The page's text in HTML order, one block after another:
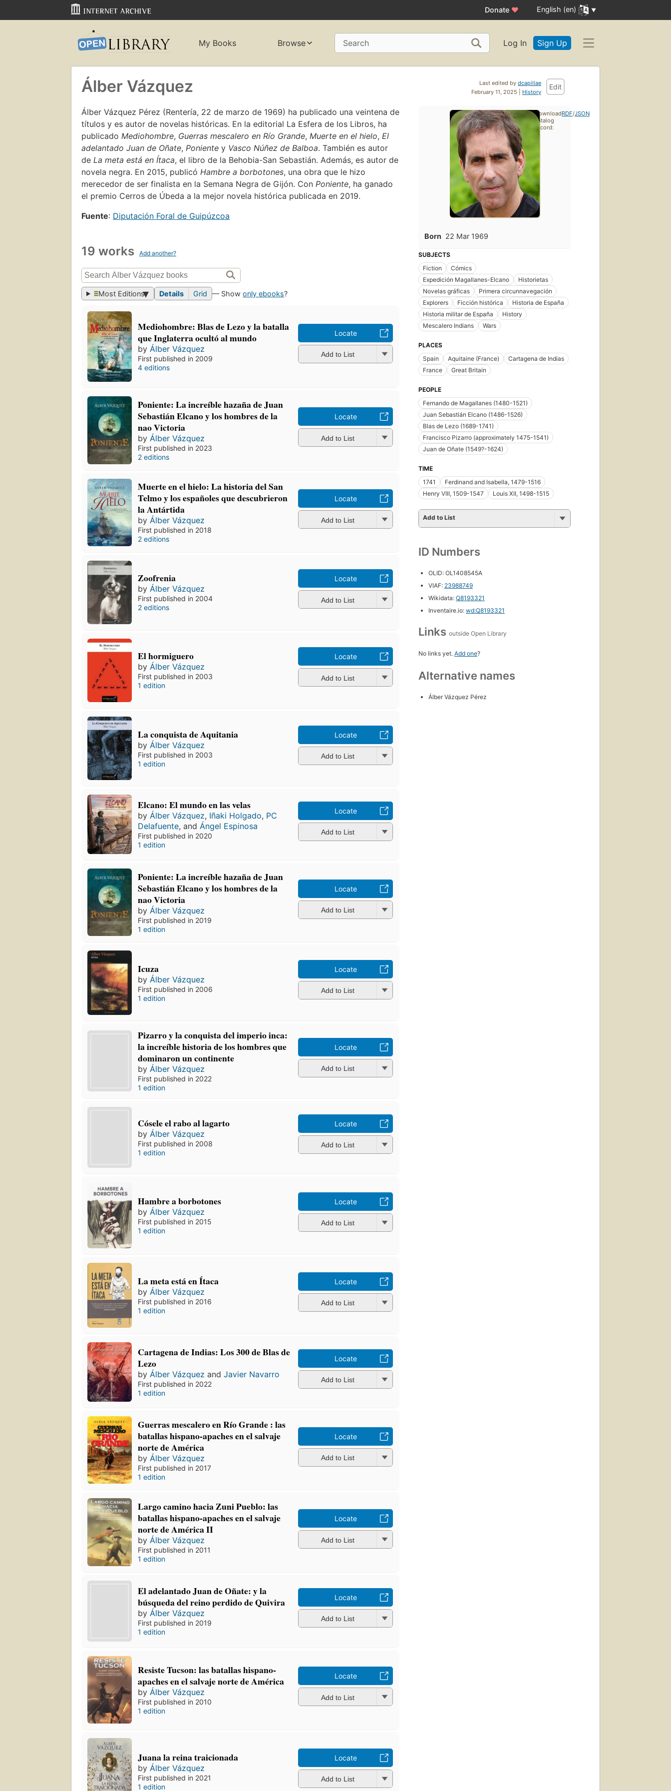
Donate ♥ English (en)
My Books Browse Search Log In Sign Up
Last edited by dcapillae
February 11, 2025 | History
Edit
Álber Vázquez
Álber Vázquez Pérez (Rentería, 22 de marzo de 1969) ha publicado una veintena de
títulos y es autor de novelas históricas. En la editorial La Esfera de los Libros, ha
publicado Mediohombre, Guerras mescalero en Río Grande, Muerte en el hielo, El
adelantado Juan de Oñate, Poniente y Vasco Núñez de Balboa. También es autor
de La meta está en Ítaca, el libro de la Behobia-San Sebastián. Además, es autor de
novela negra. En 2015, publicó Hambre a borbotones, una obra que le hizo
merecedor de ser finalista en la Semana Negra de Gijón. Con Poniente, ha ganado
el premio Cerros de Úbeda a la mejor novela histórica publicada en 2019.
Fuente: Diputación Foral de Guipúzcoa
19 works Add another?
Most Editions Details Grid — Showonly ebooks?
Mediohombre: Blas de Lezo y la batalla
que Inglaterra ocultó al mundo
byÁlber Vázquez
First published in 2009
4 editions
Locate
Add to List
Poniente: La increíble hazaña de Juan
Sebastián Elcano y los hombres de la
nao Victoria
byÁlber Vázquez
First published in 2023
2 editions
Locate
Add to List
Muerte en el hielo: La historia del San
Telmo y los españoles que descubrieron
la Antártida
byÁlber Vázquez
First published in 2018
2 editions
Locate
Add to List
Zoofrenia
byÁlber Vázquez
First published in 2004
2 editions
Locate
Add to List
El hormiguero
byÁlber Vázquez
First published in 2003
1 edition
Locate
Add to List
La conquista de Aquitania
by Álber Vázquez
First published in 2003
1 edition
Locate
Add to List
Elcano: El mundo en las velas
byÁlber Vázquez, Iñaki Holgado, PC
Delafuente, andÁngel Espinosa
First published in 2020
1 edition
Locate
Add to List
Poniente: La increíble hazaña de Juan
Sebastián Elcano y los hombres de la
nao Victoria
by Álber Vázquez
First published in 2019
1 edition
Locate
Add to List
Icuza
by Álber Vázquez
First published in 2006
1 edition
Locate
Add to List
Pizarro y la conquista del imperio inca:
la increíble historia de los hombres que
dominaron un continente
by Álber Vázquez
First published in 2022
1 edition
Locate
Add to List
Cósele el rabo al lagarto
by Álber Vázquez
First published in 2008
1 edition
Locate
Add to List
Hambre a borbotones
by Álber Vázquez
First published in 2015
1 edition
Locate
Add to List
La meta está en Ítaca
by Álber Vázquez
First published in 2016
1 edition
Locate
Add to List
Cartagena de Indias: Los 300 de Blas de
Lezo
byÁlber Vázquez andJavier Navarro
First published in 2022
1 edition
Locate
Add to List
Guerras mescalero en Río Grande : las
batallas hispano-apaches en el salvaje
norte de América
by Álber Vázquez
First published in 2017
1 edition
Locate
Add to List
Largo camino hacia Zuni Pueblo: las
batallas hispano-apaches en el salvaje
norte de América II
byÁlber Vázquez
First published in 2011
1 edition
Locate
Add to List
El adelantado Juan de Oñate: y la
búsqueda del reino perdido de Quivira
byÁlber Vázquez
First published in 2019
1 edition
Locate
Add to List
Resiste Tucson: las batallas hispano-
apaches en el salvaje norte de América
by Álber Vázquez
First published in 2010
1 edition
Locate
Add to List
Juana la reina traicionada
by Álber Vázquez
First published in 2021
1 edition
Locate
Add to List
Born 22 Mar 1969
SUBJECTS
Fiction
Cómics
Expedición Magallanes-Elcano
Historietas
Novelas gráficas
Primera circunnavegación
Explorers
Ficción histórica
Historia de España
Historia militar de España
History
Mescalero Indians
Wars
PLACES
Spain
Aquitaine (France)
Cartagena de Indias
France
Great Britain
PEOPLE
Fernando de Magallanes (1480-1521)
Juan Sebastián Elcano (1486-1526)
Blas de Lezo (1689-1741)
Francisco Pizarro (approximately 1475-1541)
Juan de Oñate (1549?-1624)
TIME
1741
Ferdinand and Isabella, 1479-1516
Henry VIII, 1509-1547
Louis XII, 1498-1515
Add to List
ID Numbers
OLID: OL1408545A
VIAF: 23988749
Wikidata: Q8193321
Inventaire.io: wd:Q8193321
Links outside Open Library
No links yet. Add one?
Alternative names
Álber Vázquez Pérez
Download
catalog
record:
RDF/JSON